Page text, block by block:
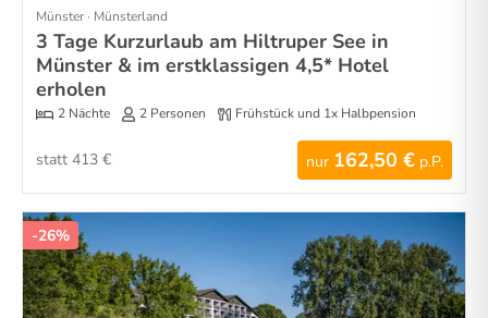
Münster · Münsterland
3 Tage Kurzurlaub am Hiltruper See in
Münster & im erstklassigen 4,5* Hotel
erholen
2 Nächte 2 Personen Frühstück und 1x Halbpension
nur 162,50 € p.P.
statt 413 €
-26%